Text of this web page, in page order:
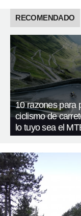
RECOMENDADO
10 razones para
ciclismo de
lo tuyo sea el